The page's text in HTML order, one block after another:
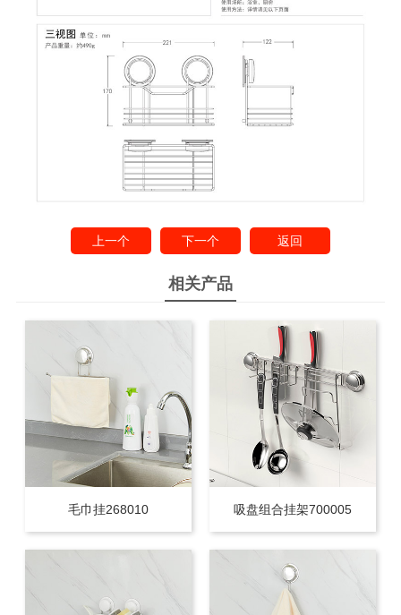
上一个 下一个 返回
相关产品
毛巾挂268010 吸盘组合挂架700005